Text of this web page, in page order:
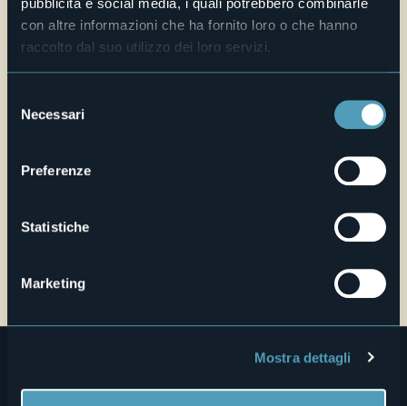
con altre informazioni che ha fornito loro o che hanno
raccolto dal suo utilizzo dei loro servizi.
delNecessari
Preferenze
Statistiche
Marketing
Mostra dettagli
Live
Cielo sereno 28,6°